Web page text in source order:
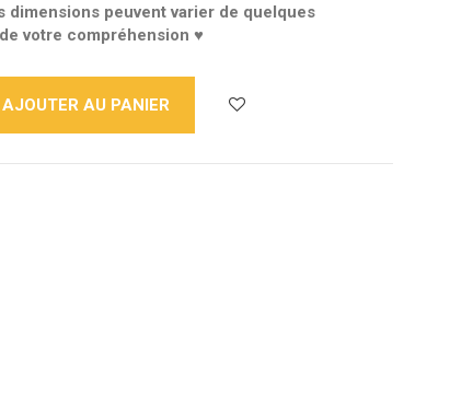
dimensions peuvent varier de quelques
votre compréhension ♥
AJOUTER AU PANIER